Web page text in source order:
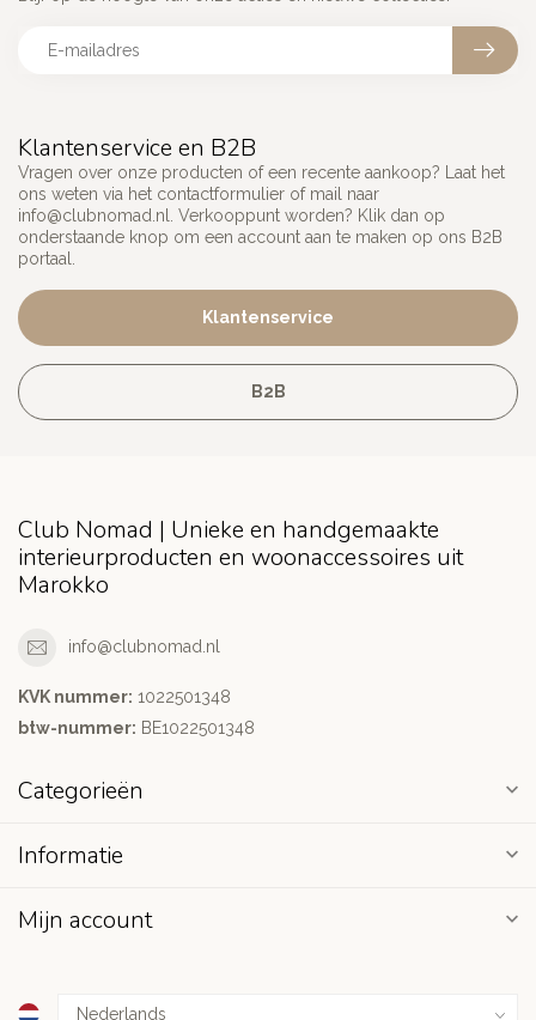
Klantenservice en B2B
Vragen over onze producten of een recente aankoop? Laat het
ons weten via het contactformulier of mail naar
info@clubnomad.nl
. Verkooppunt worden? Klik dan op
onderstaande knop om een account aan te maken op ons B2B
portaal.
Klantenservice
B2B
Club Nomad | Unieke en handgemaakte
interieurproducten en woonaccessoires uit
Marokko
info@clubnomad.nl
KVK nummer: 1022501348
btw-nummer: BE1022501348
Categorieën
Informatie
Mijn account